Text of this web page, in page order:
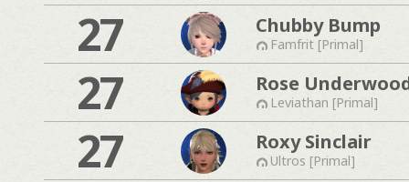
27 Chubby Bump
Famfrit [Primal]
27 Rose
Leviathan [Primal]
27 Roxy Sinclair
Ultros [Primal]